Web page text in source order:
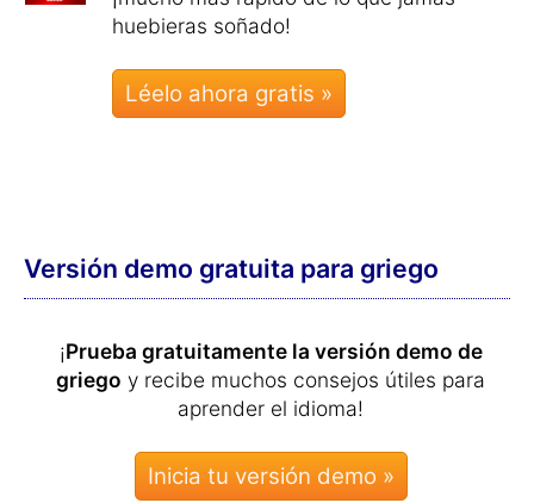
huebieras soñado!
Léelo ahora gratis »
Versión demo gratuita para griego
¡Prueba gratuitamente la versión demo de
griego y recibe muchos consejos útiles para
aprender el idioma!